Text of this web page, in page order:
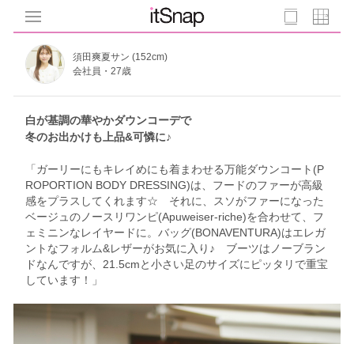
須田爽夏サン (152cm)
会社員・27歳
白が基調の華やかダウンコーデで
冬のお出かけも上品&可憐に♪
「ガーリーにもキレイめにも着まわせる万能ダウンコート(P
ROPORTION BODY DRESSING)は、フードのファーが高級
感をプラスしてくれます☆ それに、スソがファーになった
ベージュのノースリワンピ(Apuweiser-riche)を合わせて、フ
ェミニンなレイヤードに。バッグ(BONAVENTURA)はエレガ
ントなフォルム&レザーがお気に入り♪ ブーツはノーブラン
ドなんですが、21.5cmと小さい足のサイズにピッタリで重宝
しています！」